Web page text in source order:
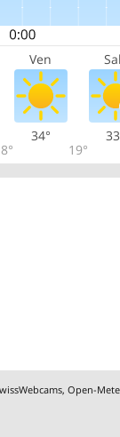
Ven
34°
19°
,Open-